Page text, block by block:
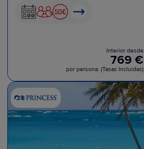
Interior desde
769 €
por persona. (Tasas Incluidas)